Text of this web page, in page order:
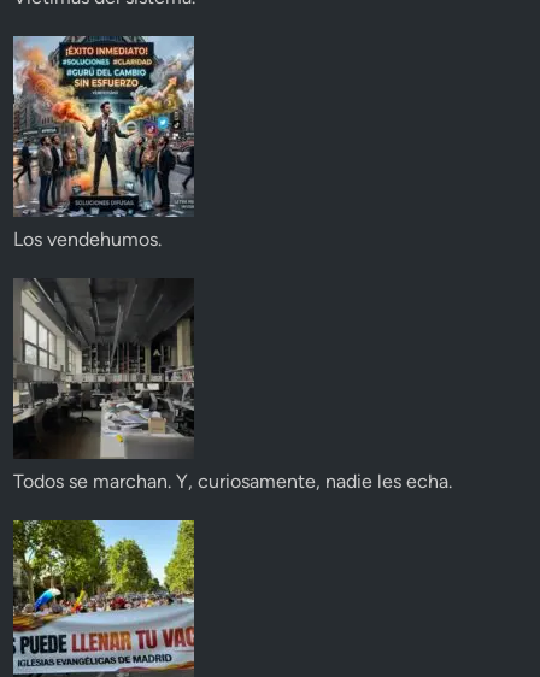
Los vendehumos.
Todos se marchan. Y, curiosamente, nadie les echa.